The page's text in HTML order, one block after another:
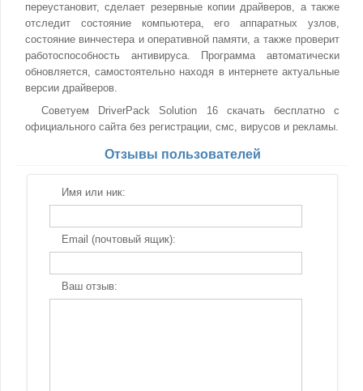
переустановит, сделает резервные копии драйверов, а также
отследит состояние компьютера, его аппаратных узлов,
состояние винчестера и оперативной памяти, а также проверит
работоспособность антивируса. Программа автоматически
обновляется, самостоятельно находя в интернете актуальные
версии драйверов.
Советуем DriverPack Solution 16 скачать бесплатно с
официального сайта без регистрации, смс, вирусов и рекламы.
Отзывы пользователей
Имя или ник:
Email (почтовый ящик):
Ваш отзыв: